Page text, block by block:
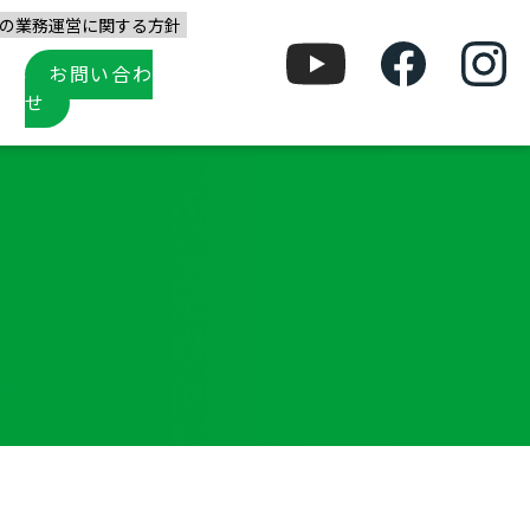
業務運営に関する方針
お問い合わ
せ